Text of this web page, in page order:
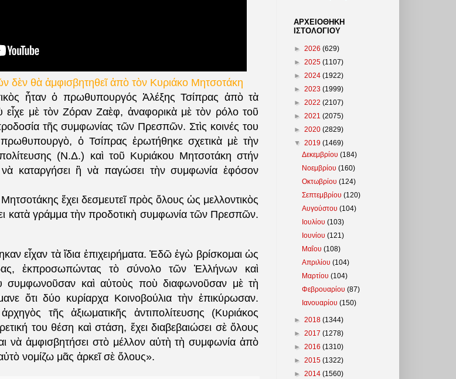
δὲν θὰ ἀμφισβητηθεῖ ἀπὸ τὸν Κυριάκο Μητσοτάκη
ἦταν ὁ πρωθυπουργός Ἀλέξης Τσίπρας ἀπὸ τὰ
μὲ τὸν Ζόραν Ζαὲφ, ἀναφορικὰ μὲ τὸν ρόλο τοῦ
τῆς συμφωνίας τῶν Πρεσπῶν. Στὶς κοινές του
ὁ Τσίπρας ἐρωτήθηκε σχετικὰ μὲ τὴν
(Ν.Δ.) καὶ τοῦ Κυριάκου Μητσοτάκη στήν
καταργήσει ἢ νὰ παγώσει τὴν συμφωνία ἐφόσον
ἔχει δεσμευτεῖ πρὸς ὅλους ὡς μελλοντικὸς
κατὰ γράμμα τὴν προδοτικὴ συμφωνία τῶν Πρεσπῶν.
εἶχαν τὰ ἴδια ἐπιχειρήματα. Ἐδῶ ἐγὼ βρίσκομαι ὡς
ἐκπροσωπώντας τὸ σύνολο τῶν Ἑλλήνων καὶ
συμφωνοῦσαν καὶ αὐτοὺς ποὺ διαφωνοῦσαν μὲ τὴ
ὅτι δύο κυρίαρχα Κοινοβούλια τὴν ἐπικύρωσαν.
τῆς ἀξιωματικῆς ἀντιπολίτευσης (Κυριάκος
του θέση καὶ στάση, ἔχει διαβεβαιώσει σὲ ὅλους
νὰ ἀμφισβητήσει στὸ μέλλον αὐτὴ τὴ συμφωνία ἀπὸ
νομίζω μᾶς ἀρκεῖ σὲ ὅλους».
ΑΡΧΕΙΟΘΗΚΗ
ΙΣΤΟΛΟΓΙΟΥ
► 2026 (629)
► 2025 (1107)
► 2024 (1922)
► 2023 (1999)
► 2022 (2107)
► 2021 (2075)
► 2020 (2829)
▼ 2019 (1469)
Δεκεμβρίου(184)
Νοεμβρίου(160)
Οκτωβρίου(124)
Σεπτεμβρίου(120)
Αυγούστου(104)
Ιουλίου(103)
Ιουνίου(121)
Μαΐου(108)
Απριλίου(104)
Μαρτίου(104)
Φεβρουαρίου(87)
Ιανουαρίου(150)
► 2018 (1344)
► 2017 (1278)
► 2016 (1310)
► 2015 (1322)
► 2014 (1560)